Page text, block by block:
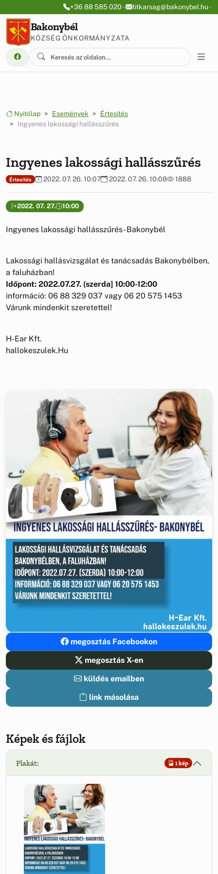
Ugrás a menüre
Ugrás a tartalomra+36 88 585 020 titkarsag@bakonybel.hu
Bakonybél
KÖZSÉG ÖNKORMÁNYZATA
Nyitólap Események
Értesítés
Ingyenes lakossági hallásszűrés
Ingyenes lakossági hallásszűrés
Értesítés 2022. 07. 26. 10:07 2022. 07. 26. 10:08 1888
2022. 07. 27. 10:00
Ingyenes lakossági hallásszűrés- Bakonybél
Lakossági hallásvizsgálat és tanácsadás Bakonybélben,
a faluházban!
Időpont: 2022.07.27. (szerda] 10:00-12:00
információ: 06 88 329 037 vagy 06 20 575 1453
Várunk mindenkit szeretettel!
H-Ear Kft.
hallokeszulek.Hu
megosztás Facebookon
megosztás X-en
küldés emailben
link másolása
Képek és fájlok
Plakát: 1 kép